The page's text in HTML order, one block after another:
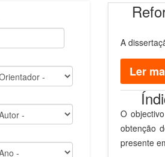
A
Ler
O
obtenção
presente